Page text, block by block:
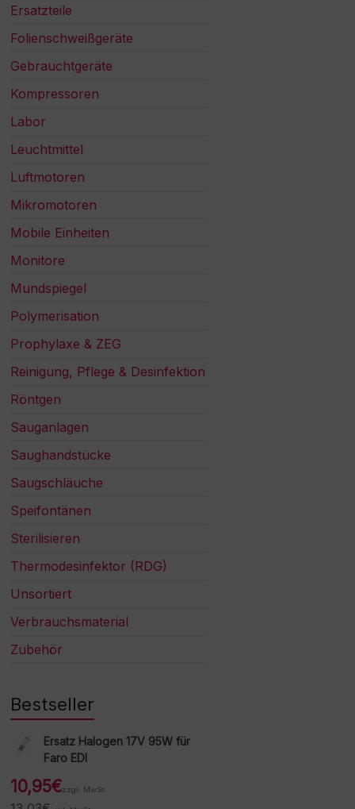
Ersatzteile
Folienschweißgeräte
Gebrauchtgeräte
Kompressoren
Labor
Leuchtmittel
Luftmotoren
Mikromotoren
Mobile Einheiten
Monitore
Mundspiegel
Polymerisation
Prophylaxe & ZEG
Reinigung, Pflege & Desinfektion
Röntgen
Sauganlagen
Saughandstücke
Saugschläuche
Speifontänen
Sterilisieren
Thermodesinfektor (RDG)
Unsortiert
Verbrauchsmaterial
Zubehör
Bestseller
Ersatz Halogen 17V 95W für
Faro EDI
10,95€zzgl. MwSt.